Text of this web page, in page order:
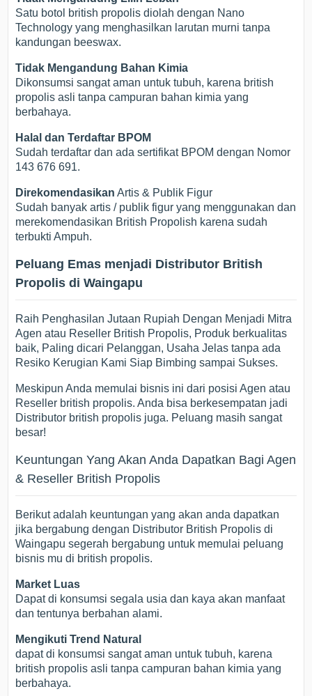
Satu botol british propolis diolah dengan Nano
Technology yang menghasilkan larutan murni tanpa
kandungan beeswax.
Tidak Mengandung Bahan Kimia
Dikonsumsi sangat aman untuk tubuh, karena british
propolis asli tanpa campuran bahan kimia yang
berbahaya.
Halal dan Terdaftar BPOM
Sudah terdaftar dan ada sertifikat BPOM dengan Nomor
143 676 691.
Direkomendasikan Artis & Publik Figur
Sudah banyak artis / publik figur yang menggunakan dan
merekomendasikan British Propolish karena sudah
terbukti Ampuh.
Peluang Emas menjadi Distributor British
Propolis di Waingapu
Raih Penghasilan Jutaan Rupiah Dengan Menjadi Mitra
Agen atau Reseller British Propolis, Produk berkualitas
baik, Paling dicari Pelanggan, Usaha Jelas tanpa ada
Resiko Kerugian Kami Siap Bimbing sampai Sukses.
Meskipun Anda memulai bisnis ini dari posisi Agen atau
Reseller british propolis. Anda bisa berkesempatan jadi
Distributor british propolis juga. Peluang masih sangat
besar!
Keuntungan Yang Akan Anda Dapatkan Bagi Agen
& Reseller British Propolis
Berikut adalah keuntungan yang akan anda dapatkan
jika bergabung dengan Distributor British Propolis di
Waingapu segerah bergabung untuk memulai peluang
bisnis mu di british propolis.
Market Luas
Dapat di konsumsi segala usia dan kaya akan manfaat
dan tentunya berbahan alami.
Mengikuti Trend Natural
dapat di konsumsi sangat aman untuk tubuh, karena
british propolis asli tanpa campuran bahan kimia yang
berbahaya.